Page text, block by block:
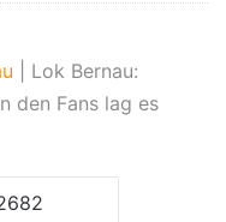
Lok Bernau:
den Fans lag es